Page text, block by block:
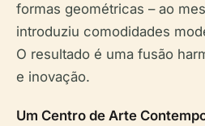
formas geométricas – ao
introduziu comodidades
O resultado é uma fusão
e inovação.
Um Centro de Arte